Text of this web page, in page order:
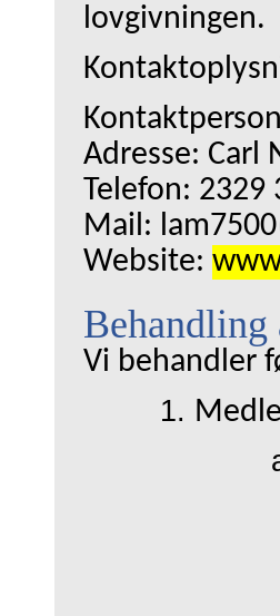
lovgivningen.
Adresse: Carl
Telefon: 2329
Mail:
Website:
Behandling
Vi behandler